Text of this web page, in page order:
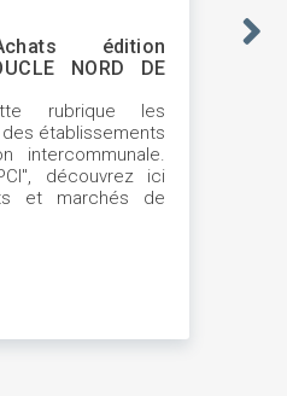
édition
NORD DE
rubrique les
établissements
intercommunale.
découvrez ici
et marchés de